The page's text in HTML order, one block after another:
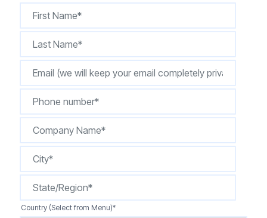
Country (Select from Menu)*